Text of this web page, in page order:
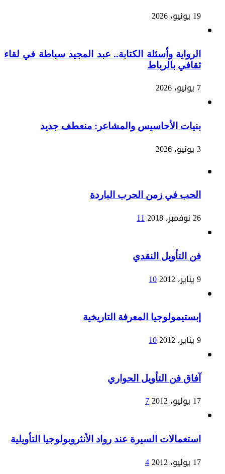
19 يونيو، 2026
الرواية وأسئلة الكتابة.. عبد المجيد سباطة في لقاء
ثقافي بالرباط
7 يونيو، 2026
بنيات الأحاسيس والمشاعر: منعطف جديد
3 يونيو، 2026
الحب في زمن الحرب الباردة
26 نوفمبر، 2018 11
فن التأويل النقدي
9 يناير، 2012 10
إبستيمولوجيا المعرفة التاريخية
9 يناير، 2012 10
آفاق فن التأويل الحواري
17 يوليو، 2012 7
استعمالات السيرة عند رواد الأنثروبولوجيا التأويلية
17 يوليو، 2012 4